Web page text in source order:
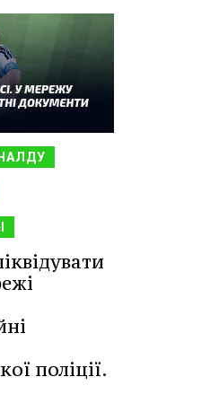
поліції.